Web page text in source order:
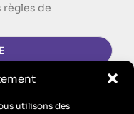
utilisons des
règles de
!